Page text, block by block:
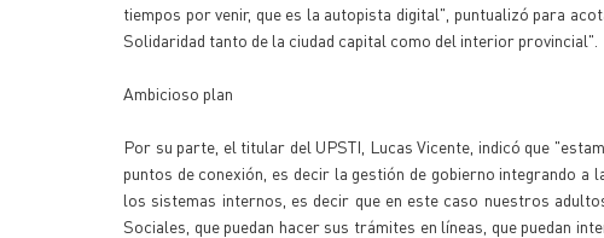
tiempos por venir, que es la autopista digital", puntualizó para
Solidaridad tanto de la ciudad capital como del interior provincial".
Ambicioso plan
Por su parte, el titular del UPSTI, Lucas Vicente, indicó que
puntos de conexión, es decir la gestión de gobierno integrando
los sistemas internos, es decir que en este caso nuestros
Sociales, que puedan hacer sus trámites en líneas, que puedan